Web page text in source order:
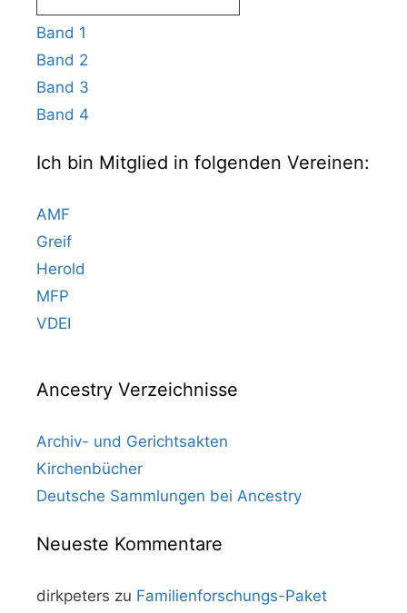
Band 1
Band 2
Band 3
Band 4
Ich bin Mitglied in folgenden Vereinen:
AMF
Greif
Herold
MFP
VDEI
Ancestry Verzeichnisse
Archiv- und Gerichtsakten
Kirchenbücher
Deutsche Sammlungen bei Ancestry
Neueste Kommentare
dirkpeters zu Familienforschungs-Paket